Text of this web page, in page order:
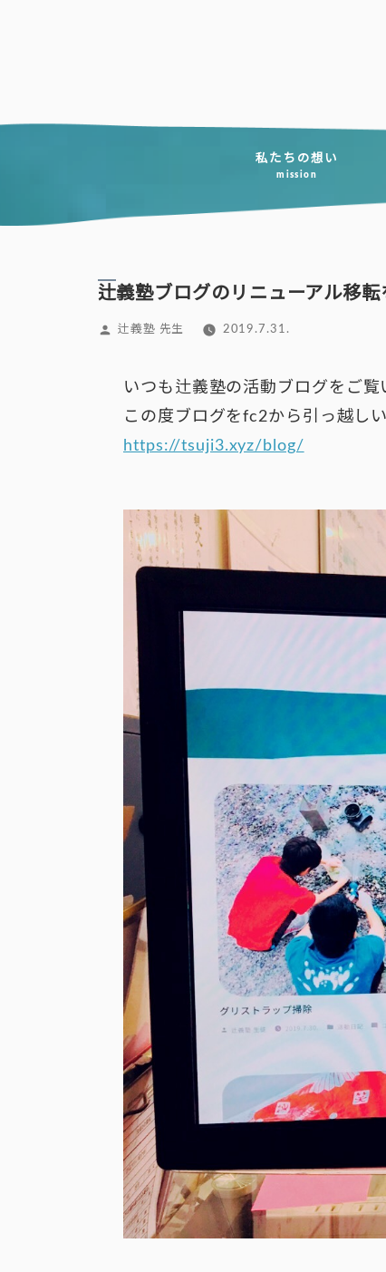
ツ
私たちの想い
mission
辻義塾ブログのリニューアル移
投
辻義塾 先生 2019.7.31.
いつも辻義塾の活動ブログをご覧
この度ブログをfc2から引っ越し
https://tsuji3.xyz/blog/